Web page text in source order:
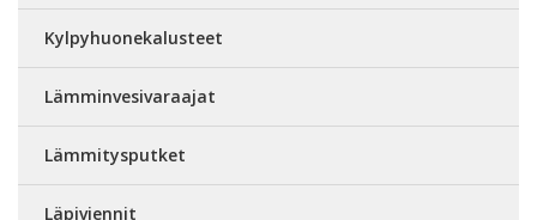
Kylpyhuonekalusteet
Lämminvesivaraajat
Lämmitysputket
Läpiviennit